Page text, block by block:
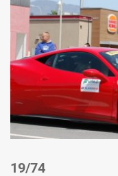
/74